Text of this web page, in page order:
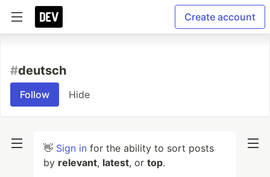
Create account
#deutsch
Follow Hide
👋 Sign in for the ability to sort posts
by relevant, latest, or top.